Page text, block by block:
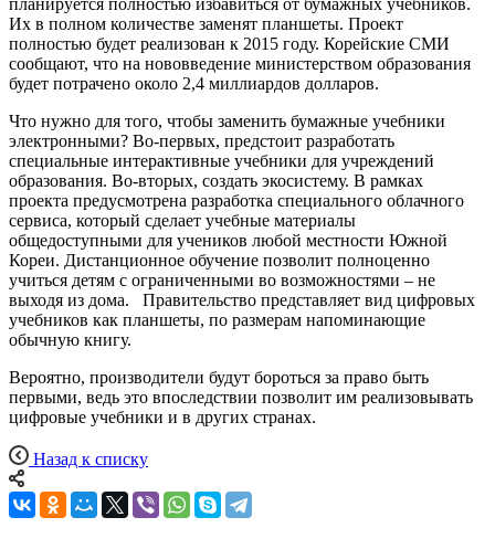
Их в полном количестве заменят планшеты. Проект
полностью будет реализован к 2015 году. Корейские СМИ
сообщают, что на нововведение министерством образования
будет потрачено около 2,4 миллиардов долларов.
Что нужно для того, чтобы заменить бумажные учебники
электронными? Во-первых, предстоит разработать
специальные интерактивные учебники для учреждений
образования. Во-вторых, создать экосистему. В рамках
проекта предусмотрена разработка специального облачного
сервиса, который сделает учебные материалы
общедоступными для учеников любой местности Южной
Кореи. Дистанционное обучение позволит полноценно
учиться детям с ограниченными во возможностями – не
выходя из дома. Правительство представляет вид цифровых
учебников как планшеты, по размерам напоминающие
обычную книгу.
Вероятно, производители будут бороться за право быть
первыми, ведь это впоследствии позволит им реализовывать
цифровые учебники и в других странах.
Назад к списку